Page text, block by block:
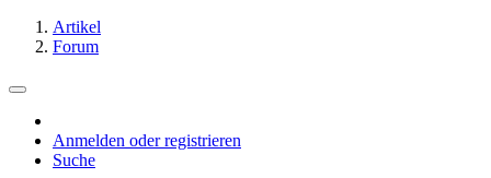
Artikel
Forum
Anmelden oder registrieren
Suche